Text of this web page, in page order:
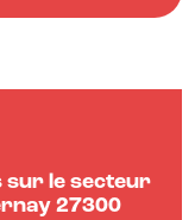
sur le secteur
27300